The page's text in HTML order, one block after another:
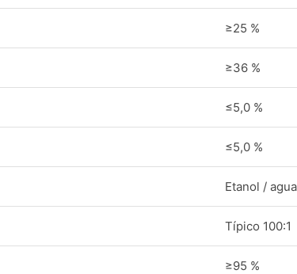
≥25 %
≥36 %
≤5,0 %
≤5,0 %
Etanol / agua
Típico 100:1
≥95 %